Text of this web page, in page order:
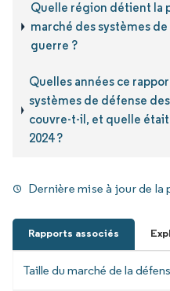
Quelle région détient la
marché des systèmes
guerre ?
Quelles années ce
systèmes de défense
couvre-t-il, et quelle
2024 ?
Dernière mise à jour de la
Rapports associés
Taille du marché de la